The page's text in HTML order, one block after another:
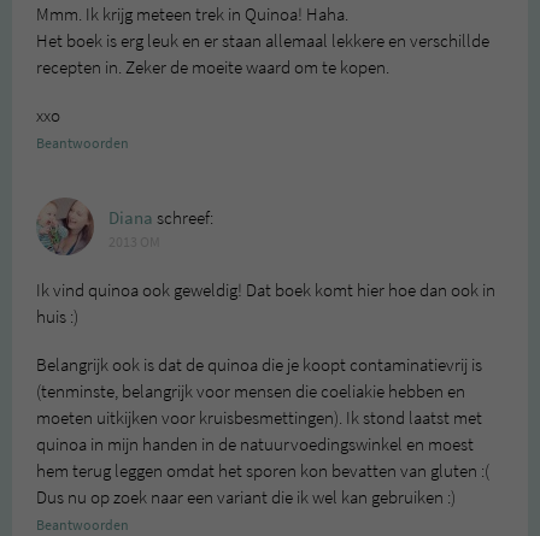
Mmm. Ik krijg meteen trek in Quinoa! Haha.
Het boek is erg leuk en er staan allemaal lekkere en verschillde
recepten in. Zeker de moeite waard om te kopen.
xxo
Beantwoorden
Diana schreef:
Ik vind quinoa ook geweldig! Dat boek komt hier hoe dan ook in
huis :)
Belangrijk ook is dat de quinoa die je koopt contaminatievrij is
(tenminste, belangrijk voor mensen die coeliakie hebben en
moeten uitkijken voor kruisbesmettingen). Ik stond laatst met
quinoa in mijn handen in de natuurvoedingswinkel en moest
hem terug leggen omdat het sporen kon bevatten van gluten :(
Dus nu op zoek naar een variant die ik wel kan gebruiken :)
Beantwoorden